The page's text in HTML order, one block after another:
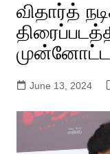
விதார்த்
June 13, 2024